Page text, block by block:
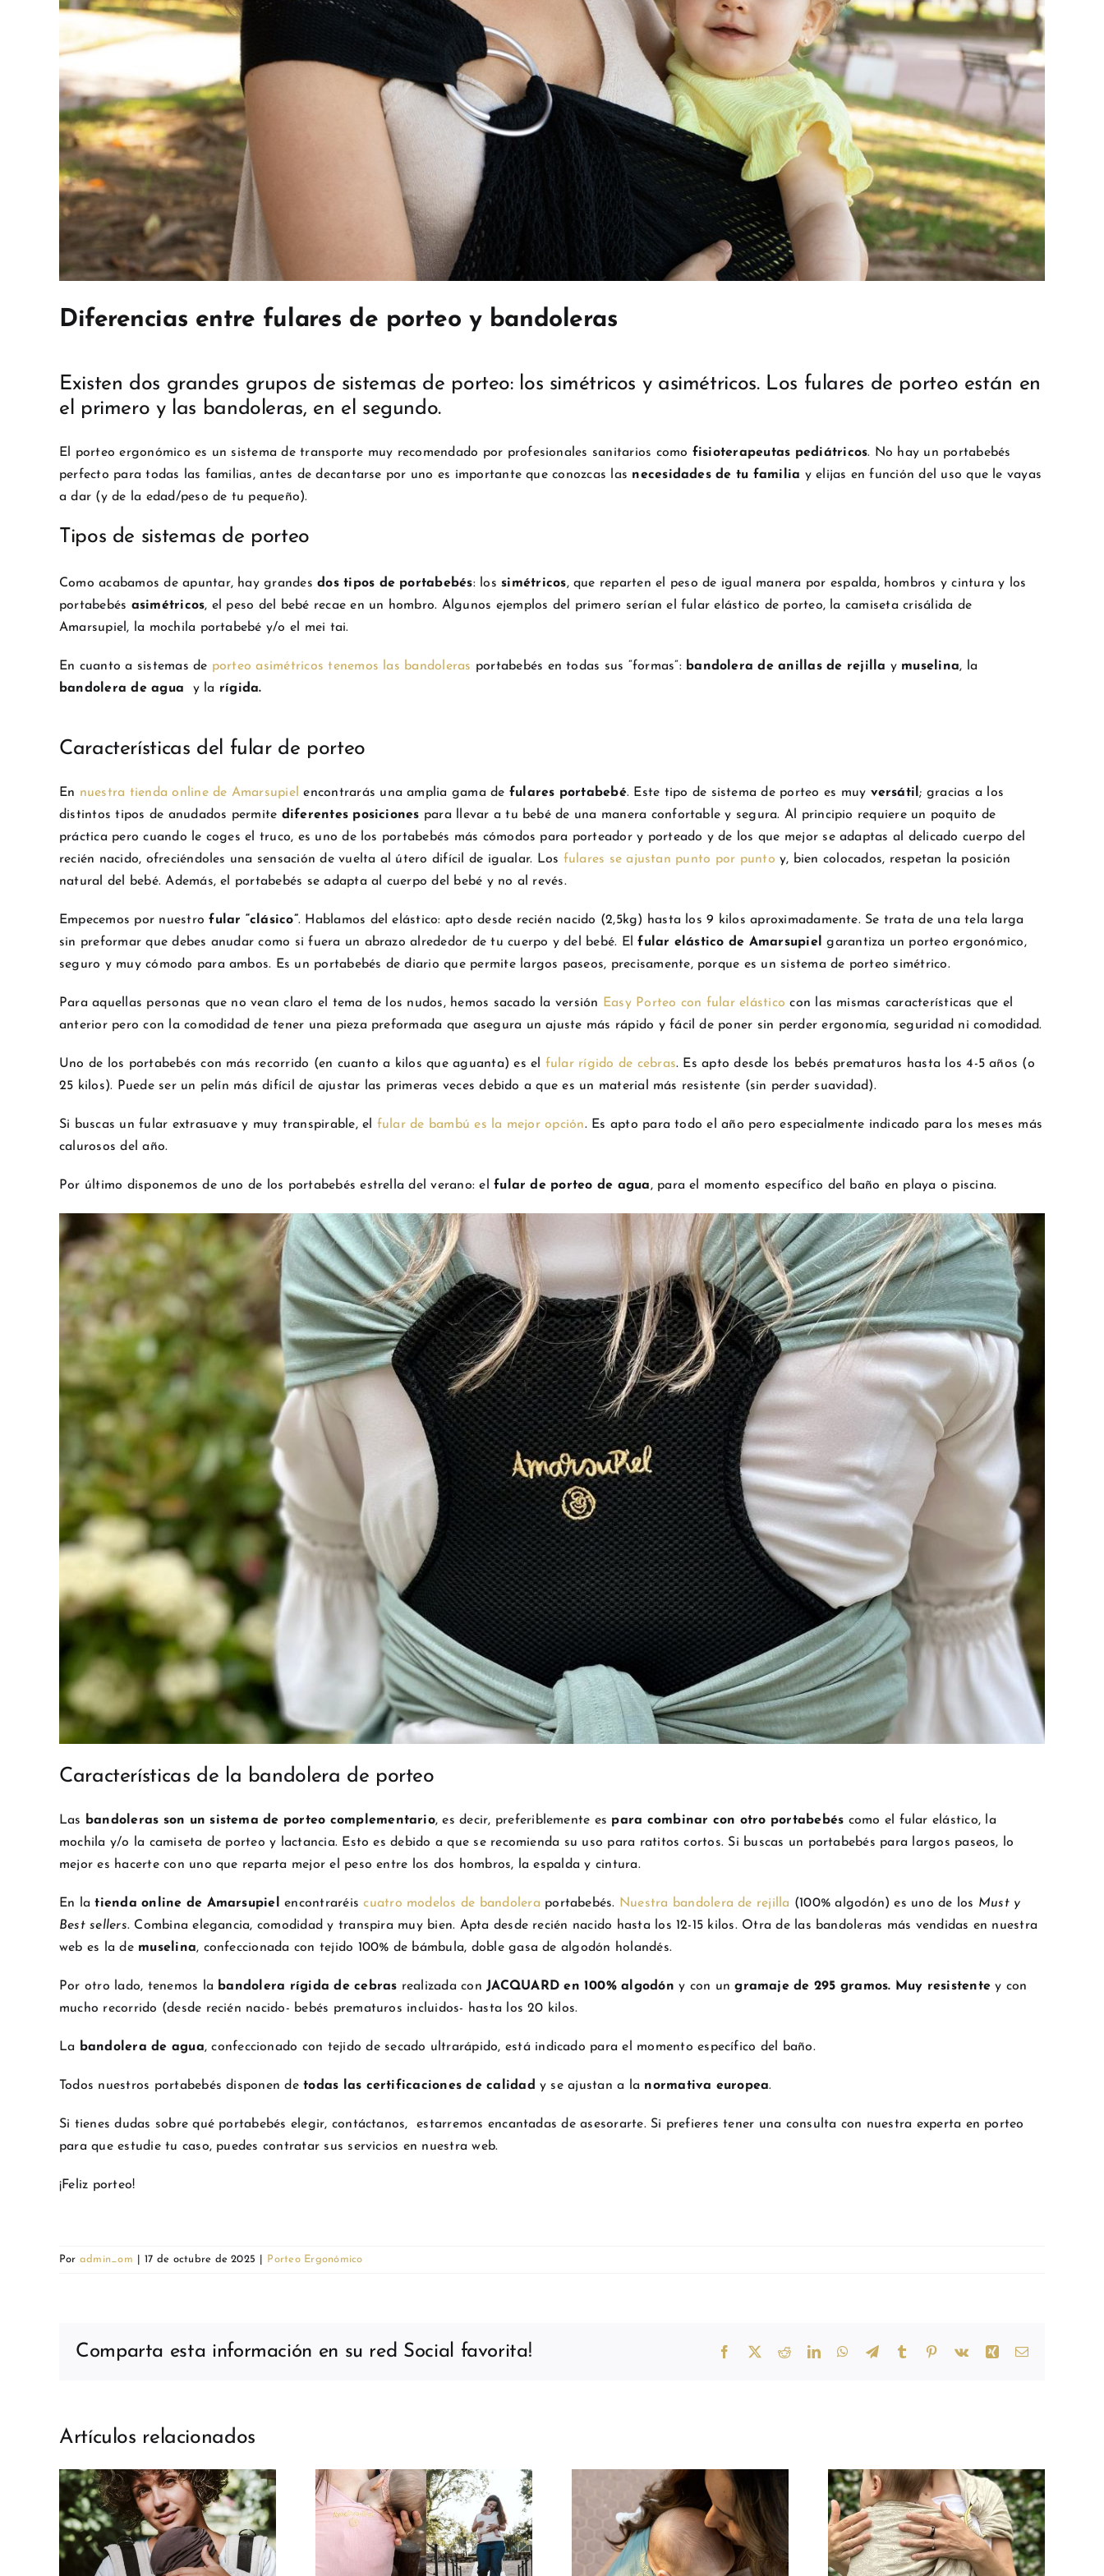
Diferencias entre fulares de porteo y bandoleras
Existen dos grandes grupos de sistemas de porteo: los simétricos y asimétricos. Los fulares de porteo están en
el primero y las bandoleras, en el segundo.
El porteo ergonómico es un sistema de transporte muy recomendado por profesionales sanitarios como fisioterapeutas pediátricos. No hay un portabebés
perfecto para todas las familias, antes de decantarse por uno es importante que conozcas las necesidades de tu familia y elijas en función del uso que le vayas
a dar (y de la edad/peso de tu pequeño).
Tipos de sistemas de porteo
Como acabamos de apuntar, hay grandesdos tipos de portabebés: lossimétricos, que reparten el peso de igual manera por espalda, hombros y cintura y los
portabebés asimétricos, el peso del bebé recae en un hombro. Algunos ejemplos del primero serían el fular elástico de porteo, la camiseta crisálida de
Amarsupiel, la mochila portabebé y/o el mei tai.
En cuanto a sistemas de porteo asimétricos tenemos las bandoleras portabebés en todas sus “formas”: bandolera de anillas de rejilla y muselina, la
bandolera de agua y la rígida.
Características del fular de porteo
En nuestra tienda online de Amarsupiel encontrarás una amplia gama de fulares portabebé. Este tipo de sistema de porteo es muy versátil; gracias a los
distintos tipos de anudados permite diferentes posiciones para llevar a tu bebé de una manera confortable y segura. Al principio requiere un poquito de
práctica pero cuando le coges el truco, es uno de los portabebés más cómodos para porteador y porteado y de los que mejor se adaptas al delicado cuerpo del
recién nacido, ofreciéndoles una sensación de vuelta al útero difícil de igualar. Los fulares se ajustan punto por punto y, bien colocados, respetan la posición
natural del bebé. Además, el portabebés se adapta al cuerpo del bebé y no al revés.
Empecemos por nuestrofular “clásico”. Hablamos del elástico: apto desde recién nacido (2,5kg) hasta los 9 kilos aproximadamente. Se trata de una tela larga
sin preformar que debes anudar como si fuera un abrazo alrededor de tu cuerpo y del bebé. Elfular elástico de Amarsupiel
garantiza un porteo ergonómico,
seguro y muy cómodo para ambos. Es un portabebés de diario que permite largos paseos, precisamente, porque es un sistema de porteo simétrico.
Para aquellas personas que no vean claro el tema de los nudos, hemos sacado la versión Easy Porteo con fular elástico con las mismas características que el
anterior pero con la comodidad de tener una pieza preformada que asegura un ajuste más rápido y fácil de poner sin perder ergonomía, seguridad ni comodidad.
Uno de los portabebés con más recorrido (en cuanto a kilos que aguanta) es el fular rígido de cebras. Es apto desde los bebés prematuros hasta los 4-5 años (o
25 kilos). Puede ser un pelín más difícil de ajustar las primeras veces debido a que es un material más resistente (sin perder suavidad).
Si buscas un fular extrasuave y muy transpirable, el fular de bambú es la mejor opción. Es apto para todo el año pero especialmente indicado para los meses más
calurosos del año.
Por último disponemos de uno de los portabebés estrella del verano: elfular de porteo de agua, para el momento específico del baño en playa o piscina.
Características de la bandolera de porteo
Las bandoleras son un sistema de porteo complementario, es decir, preferiblemente es para combinar con otro portabebés como el fular elástico, la
mochila y/o la camiseta de porteo y lactancia. Esto es debido a que se recomienda su uso para ratitos cortos. Si buscas un portabebés para largos paseos, lo
mejor es hacerte con uno que reparta mejor el peso entre los dos hombros, la espalda y cintura.
En latienda online de Amarsupiel encontraréiscuatro modelos de bandolera portabebés. Nuestra bandolera de rejilla (100% algodón) es uno de los Must y
Best sellers. Combina elegancia, comodidad y transpira muy bien. Apta desde recién nacido hasta los 12-15 kilos. Otra de las bandoleras más vendidas en nuestra
web es la de muselina, confeccionada con tejido 100% de bámbula, doble gasa de algodón holandés.
Por otro lado, tenemos la bandolera rígida de cebras realizada con JACQUARD en 100% algodón y con ungramaje de 295 gramos. Muy resistente y con
mucho recorrido (desde recién nacido- bebés prematuros incluidos- hasta los 20 kilos.
La bandolera de agua, confeccionado con tejido de secado ultrarápido, está indicado para el momento específico del baño.
Todos nuestros portabebés disponen detodas las certificaciones de calidad y se ajustan a la normativa europea.
Si tienes dudas sobre qué portabebés elegir, contáctanos, estarremos encantadas de asesorarte. Si prefieres tener una consulta con nuestra experta en porteo
para que estudie tu caso, puedes contratar sus servicios en nuestra web.
¡Feliz porteo!
Por admin_om 17 de octubre de 2025 Porteo Ergonómico
Comparta esta información en su red Social favorita! Facebook
X RedditLinkedInWhatsApp
TelegramTumblr Pinterest
Vk Xing Correo
Artículos relacionados
Porteo para mamás
primerizas: guía
básica para
Porteo para mamás
en posparto:
comodidad y
Porteo en bebés
prematuros: cuándo
Porteo y sueño del
bebé: cómo puede
ayudarte en las